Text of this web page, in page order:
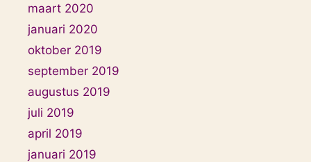
maart 2020
januari 2020
oktober 2019
september 2019
augustus 2019
juli 2019
april 2019
januari 2019